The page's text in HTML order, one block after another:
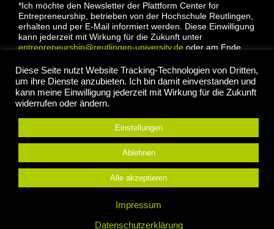
*Ich möchte den Newsletter der Plattform Center for
Entrepreneurship, betrieben von der Hochschule Reutlingen,
erhalten und per E-Mail informiert werden. Diese Einwilligung
kann jederzeit mit Wirkung für die Zukunft unter
entrepreneurship@reutlingen-university.deoder am Ende
Datenschutzbestimmung
Anmelden
© 2022 Center for Entrepreneurship Hochschule
Impressum|
Diese Seite nutzt Website Tracking-Technologien von Dritten,
um ihre Dienste anzubieten. Ich bin damit einverstanden und
kann meine Einwilligung jederzeit mit Wirkung für die Zukunft
widerrufen oder ändern.
Einstellungen
Ablehnen
Alle akzeptieren
Impressum
Datenschutzerklärung